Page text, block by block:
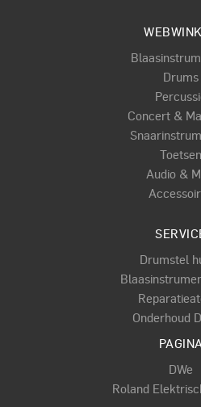
Drums
Concert &
Toetsen
Audio &
Drumstel
Onderhoud
DWe
Roland